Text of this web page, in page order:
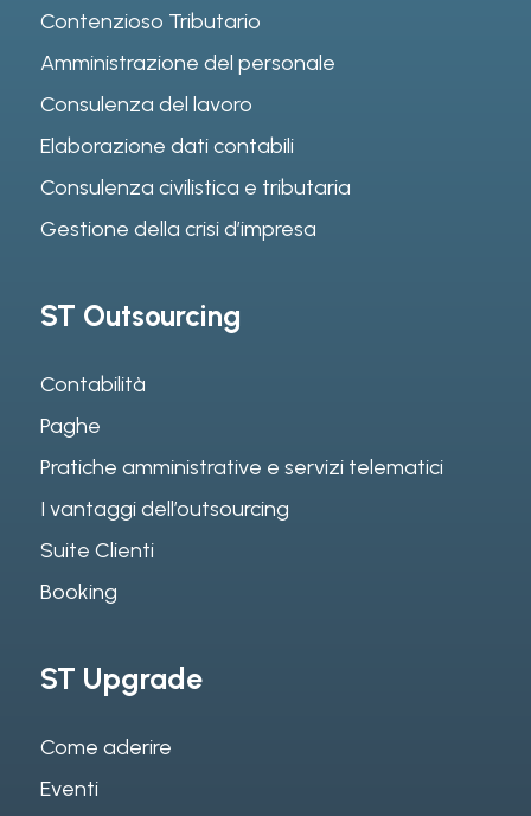
Contenzioso Tributario
Amministrazione del personale
Consulenza del lavoro
Elaborazione dati contabili
Consulenza civilistica e tributaria
Gestione della crisi d’impresa
ST Outsourcing
Contabilità
Paghe
Pratiche amministrative e servizi telematici
I vantaggi dell’outsourcing
Suite Clienti
Booking
ST Upgrade
Come aderire
Eventi